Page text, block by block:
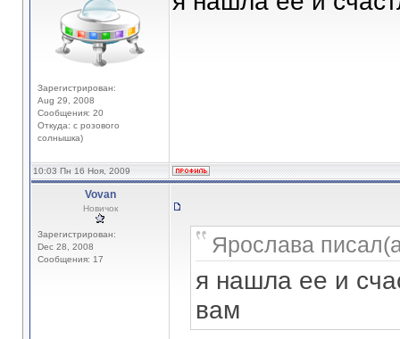
Зарегистрирован:
Aug 29, 2008
Сообщения: 20
Откуда: с розового
солнышка)
10:03 Пн 16 Ноя, 2009
Vovan
Новичок
Зарегистрирован:
Dec 28, 2008
Сообщения: 17
Ярослава
я нашла ее и
вам